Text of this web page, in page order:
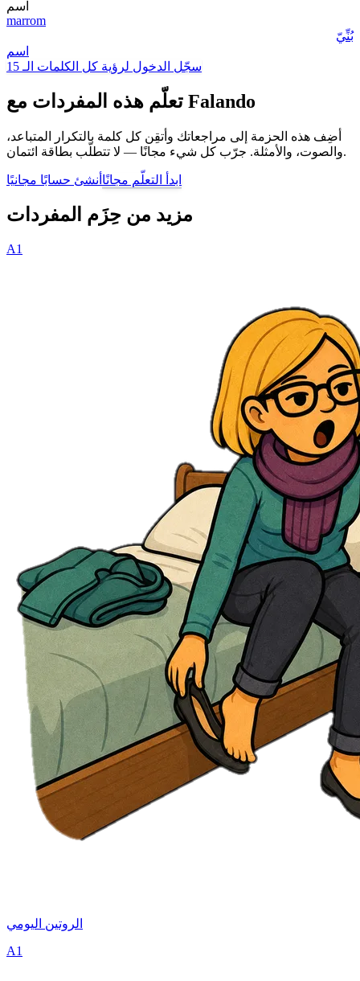
اسم
marrom
بُنِّيّ
اسم
سجّل الدخول لرؤية كل الكلمات الـ 15
تعلّم هذه المفردات مع Falando
أضِف هذه الحزمة إلى مراجعاتك وأتقِن كل كلمة بالتكرار المتباعد،
والصوت، والأمثلة. جرّب كل شيء مجانًا — لا تتطلّب بطاقة ائتمان.
ابدأ التعلّم مجانًا أنشئ حسابًا مجانيًا
مزيد من حِزَم المفردات
A1
الروتين اليومي
A1